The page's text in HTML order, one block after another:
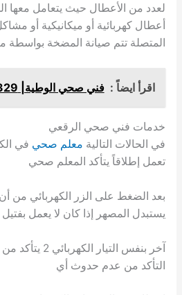
لعدد من الأعطال حيث يتعامل معها
أعطال كهربائية أو ميكانيكية أو
المتصلة تتم صيانة المضخة
اقرأ ايضاً : فني صحي الوطية| 61002329
خدمات فني صحي الرقعي
في الحالات التالية معلم صحي في
تعمل إطلاقاً يتأكد المعلم صحي
بعد الضغط على الزر الكهربائي من
يستبدل المصهر إذا كان لا يعمل بفتيل
آخر بنفس
التأكد من عدم حدوث أي